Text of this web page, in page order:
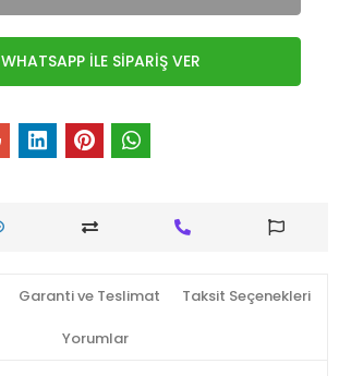
WHATSAPP İLE SİPARİŞ VER
Garanti ve Teslimat Taksit Seçenekleri
Yorumlar